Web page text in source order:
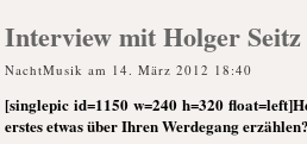
Interview mit Holger Seitz
NachtMusik am 14. März 2012 18:40
[singlepic id=1150 w=240 h=320
erstes etwas über Ihren Werdegang erzählen?